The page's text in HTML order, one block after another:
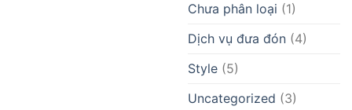
Chưa phân loại (1)
Dịch vụ đưa đón (4)
Style (5)
Uncategorized (3)